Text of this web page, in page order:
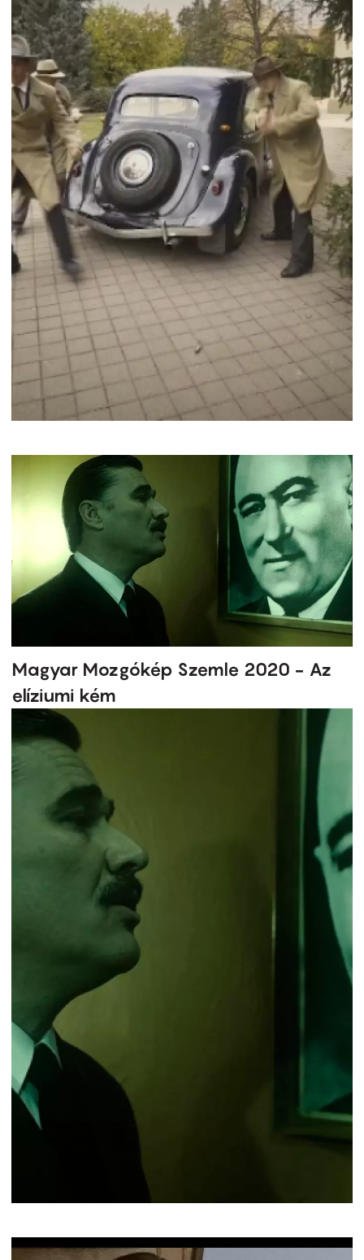
Magyar Mozgókép Szemle 2020 - Az
elíziumi kém